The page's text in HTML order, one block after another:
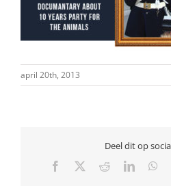
april 20th, 2013
Deel dit op
Facebook RedditLinkedIn